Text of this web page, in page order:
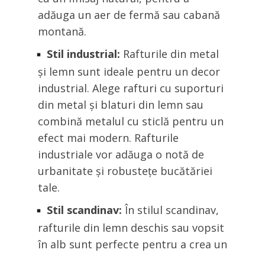
adăuga un aer de fermă sau cabană
montană.
Stil industrial: Rafturile din metal
și lemn sunt ideale pentru un decor
industrial. Alege rafturi cu suporturi
din metal și blaturi din lemn sau
combină metalul cu sticlă pentru un
efect mai modern. Rafturile
industriale vor adăuga o notă de
urbanitate și robustețe bucătăriei
tale.
Stil scandinav: În stilul scandinav,
rafturile din lemn deschis sau vopsit
în alb sunt perfecte pentru a crea un